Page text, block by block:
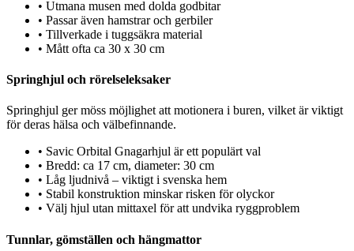
• Utmana musen med dolda godbitar
• Passar även hamstrar och gerbiler
• Tillverkade i tuggsäkra material
• Mått ofta ca 30 x 30 cm
Springhjul och rörelseleksaker
Springhjul ger möss möjlighet att motionera i buren, vilket är viktigt
för deras hälsa och välbefinnande.
• Savic Orbital Gnagarhjul är ett populärt val
• Bredd: ca 17 cm, diameter: 30 cm
• Låg ljudnivå – viktigt i svenska hem
• Stabil konstruktion minskar risken för olyckor
• Välj hjul utan mittaxel för att undvika ryggproblem
Tunnlar, gömställen och hängmattor